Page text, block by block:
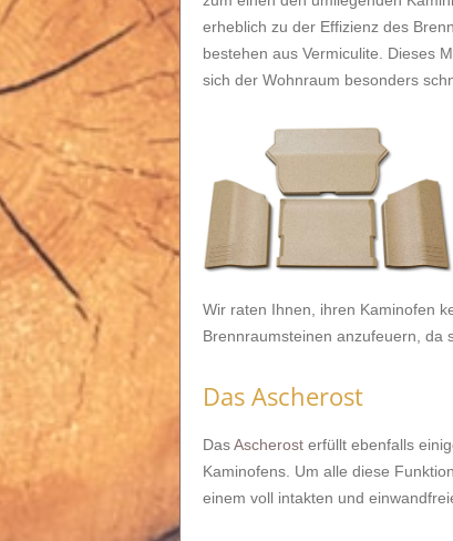
erheblich zu der Effizienz des
bestehen aus Vermiculite. Dieses
sich der Wohnraum besonders
Wir raten Ihnen, ihren Kaminofen
Brennraumsteinen anzufeuern, da
Das Ascherost
DasAscherost erfüllt ebenfalls
Kaminofens. Um alle diese
einem voll intakten und